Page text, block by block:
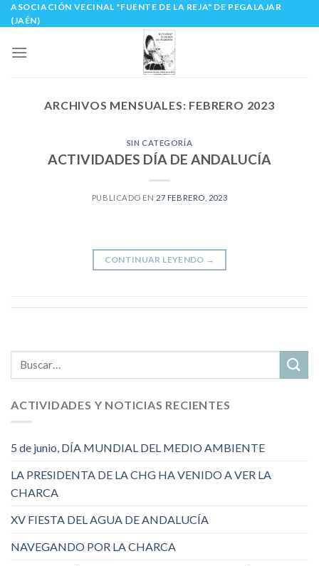
Skip
to
content
ASOCIACIÓN VECINAL "FUENTE DE LA REJA" DE PEGALAJAR
(JAÉN)
ARCHIVOS MENSUALES: FEBRERO 2023
SIN CATEGORÍA
ACTIVIDADES DÍA DE ANDALUCÍA
PUBLICADO EN 27 FEBRERO, 2023
CONTINUAR LEYENDO →
ACTIVIDADES Y NOTICIAS RECIENTES
5 de junio, DÍA MUNDIAL DEL MEDIO AMBIENTE
LA PRESIDENTA DE LA CHG HA VENIDO A VER LA
CHARCA
XV FIESTA DEL AGUA DE ANDALUCÍA
NAVEGANDO POR LA CHARCA